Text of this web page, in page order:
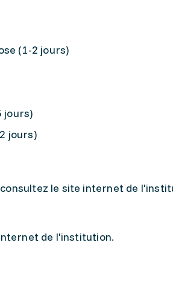
(1-2 jours)
jours)
jours)
le site internet de
de l'institution.